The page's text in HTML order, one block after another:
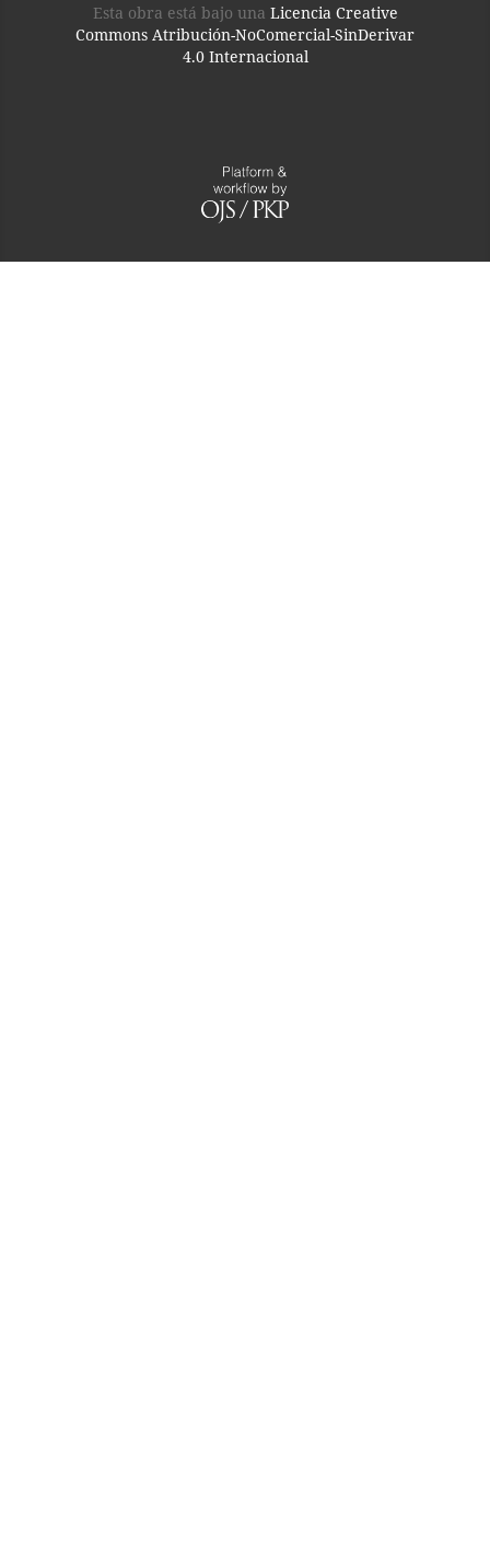
Esta obra está bajo una Licencia Creative
Commons Atribución-NoComercial-SinDerivar
4.0 Internacional